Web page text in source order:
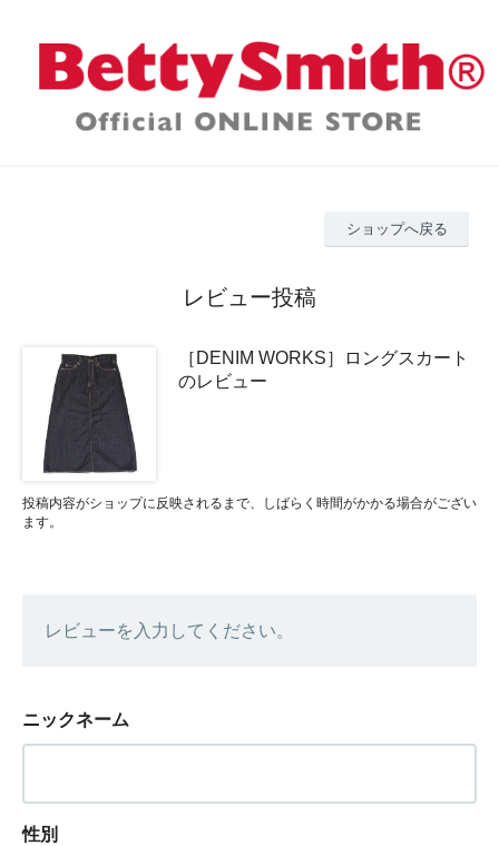
ショップへ戻る
レビュー投稿
［DENIM WORKS］ロングスカート
のレビュー
投稿内容がショップに反映されるまで、しばらく時間がかかる場合がござい
ます。
レビューを入力してください。
ニックネーム
性別